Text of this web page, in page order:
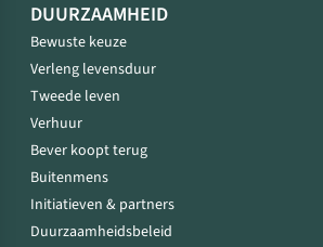
DUURZAAMHEID
Bewuste keuze
Verleng levensduur
Tweede leven
Verhuur
Bever koopt terug
Buitenmens
Initiatieven & partners
Duurzaamheidsbeleid